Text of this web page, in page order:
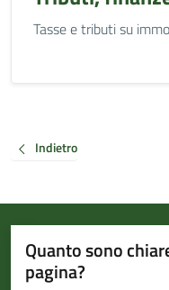
Tasse e tributi su
Indietro
Quanto sono
pagina?